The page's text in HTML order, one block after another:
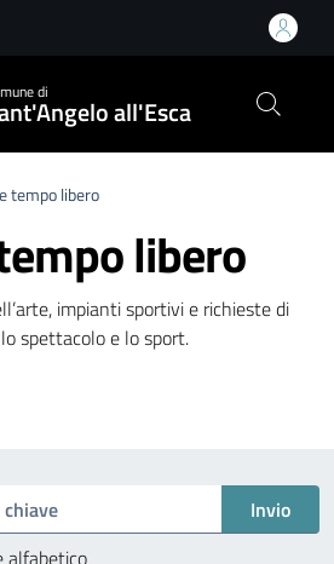
di
all'Esca
tempo libero
libero
impianti sportivi e richieste di
spettacolo e lo sport.
Invio
alfabetico